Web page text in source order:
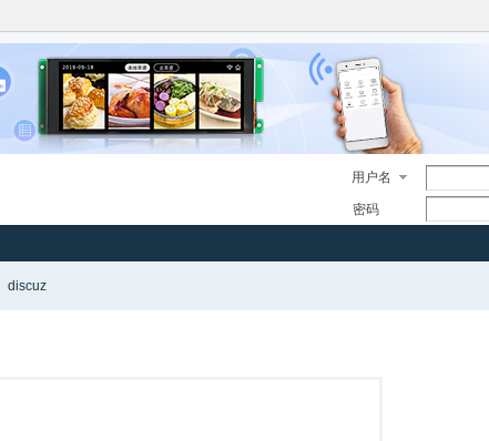
用户名
密码
discuz